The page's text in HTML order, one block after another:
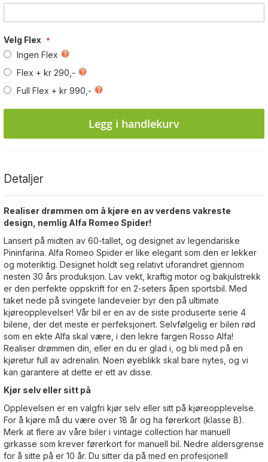
Velg Flex
Ingen Flex
Flex + kr 290,-
Full Flex + kr 990,-
Legg i handlekurv
Detaljer
Realiser drømmen om å kjøre en av verdens vakreste
design, nemlig Alfa Romeo Spider!
Lansert på midten av 60-tallet, og designet av legendariske
Pininfarina. Alfa Romeo Spider er like elegant som den er lekker
og moteriktig. Designet holdt seg relativt uforandret gjennom
nesten 30 års produksjon. Lav vekt, kraftig motor og bakjulstrekk
er den perfekte oppskrift for en 2-seters åpen sportsbil. Med
taket nede på svingete landeveier byr den på ultimate
kjøreopplevelser! Vår bil er en av de siste produserte serie 4
bilene, der det meste er perfeksjonert. Selvfølgelig er bilen rød
som en ekte Alfa skal være, i den lekre fargen Rosso Alfa!
Realiser drømmen din, eller en du er glad i, og bli med på en
kjøretur full av adrenalin. Noen øyeblikk skal bare nytes, og vi
kan garantere at dette er ett av disse.
Kjør selv eller sitt på
Opplevelsen er en valgfri kjør selv eller sitt på kjøreopplevelse.
For å kjøre må du være over 18 år og ha førerkort (klasse B).
Merk at flere av våre biler i vintage collection har manuell
girkasse som krever førerkort for manuell bil. Nedre aldersgrense
for å sitte på er 10 år. Du sitter da på med en profesjonell